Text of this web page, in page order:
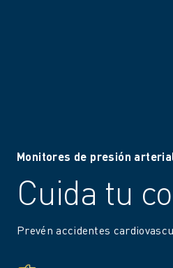
Monitores de presión
Cuida tu
Prevén accidentes